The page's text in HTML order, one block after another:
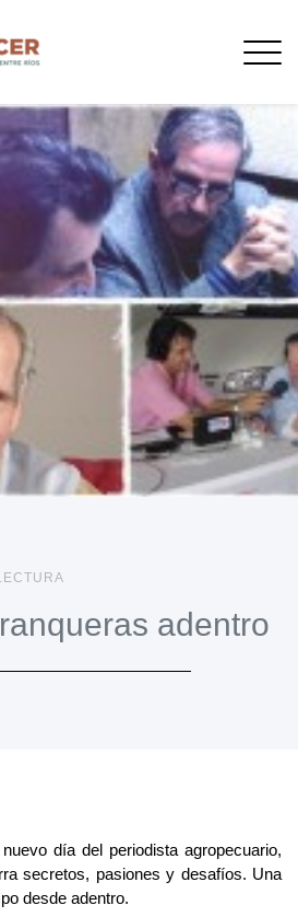
adentro
día del periodista agropecuario,
secretos, pasiones y desafíos. Una
desde adentro.